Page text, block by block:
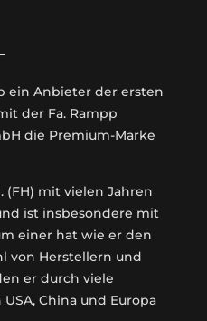
ein An­bieter der ersten
der Fa. Rampp
die Premium-Marke
(FH) mit vielen Jahren
ist insbesondere mit
einer hat wie er den
von Herstellern und
er durch viele
China und Europa